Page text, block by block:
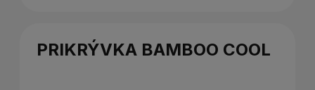
PRIKRÝVKA BAMBOO COOL